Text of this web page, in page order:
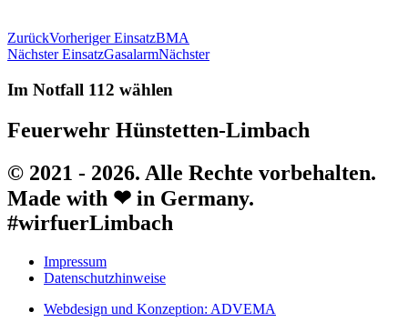
ZurückVorheriger EinsatzBMA
Nächster EinsatzGasalarmNächster
Im Notfall 112 wählen
Feuerwehr Hünstetten-Limbach
© 2021 - 2026. Alle Rechte vorbehalten.
Made with ❤ in Germany.
#wirfuerLimbach
Impressum
Datenschutzhinweise
Webdesign und Konzeption: ADVEMA